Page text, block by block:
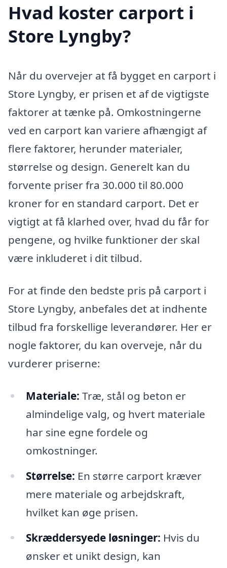
Hvad koster carport i
Store Lyngby?
Når du overvejer at få bygget en carport i
Store Lyngby, er prisen et af de vigtigste
faktorer at tænke på. Omkostningerne
ved en carport kan variere afhængigt af
flere faktorer, herunder materialer,
størrelse og design. Generelt kan du
forvente priser fra 30.000 til 80.000
kroner for en standard carport. Det er
vigtigt at få klarhed over, hvad du får for
pengene, og hvilke funktioner der skal
være inkluderet i dit tilbud.
For at finde den bedste pris på carport i
Store Lyngby, anbefales det at indhente
tilbud fra forskellige leverandører. Her er
nogle faktorer, du kan overveje, når du
vurderer priserne:
Materiale: Træ, stål og beton er
almindelige valg, og hvert materiale
har sine egne fordele og
omkostninger.
Størrelse: En større carport kræver
mere materiale og arbejdskraft,
hvilket kan øge prisen.
Skræddersyede løsninger: Hvis du
ønsker et unikt design, kan